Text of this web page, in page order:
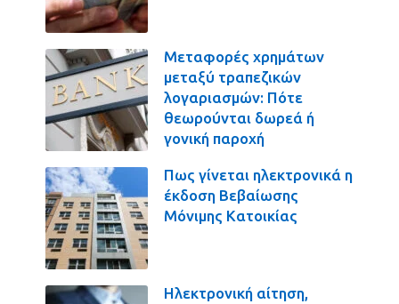
Μεταφορές χρημάτων
μεταξύ τραπεζικών
λογαριασμών: Πότε
θεωρούνται δωρεά ή
γονική παροχή
Πως γίνεται ηλεκτρονικά η
έκδοση Βεβαίωσης
Μόνιμης Κατοικίας
Ηλεκτρονική αίτηση,